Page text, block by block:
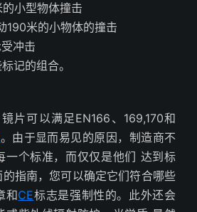
小型物体撞击
190米的小物体的撞击
冲击
记的组合。
片可以满足EN166、169,170和
。由于显而易见的原因，制造商不
一个标准，而仅仅是他们 达到标
指南，您可以确定它们符合哪些
和CE标志是强制性的。此外还会